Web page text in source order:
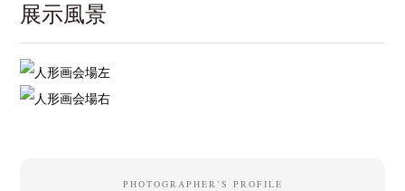
展示風景
PHOTOGRAPHER’S PROFILE